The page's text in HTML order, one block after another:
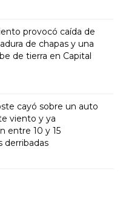
provocó caída de
de chapas y una
de tierra en Capital
cayó sobre un auto
viento y ya
entre 10 y 15
derribadas